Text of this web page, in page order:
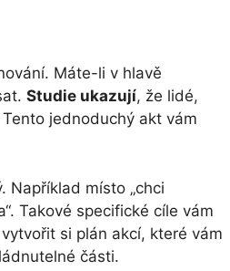
Máte-li v hlavě
Studie ukazují, že lidé,
jednoduchý akt vám
Například místo „chci
Takové specifické cíle vám
si plán akcí, které vám
části.